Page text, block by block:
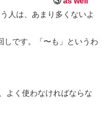
人は、あまり多くないよ
しです。「〜も」というわ
よく使わなければならな